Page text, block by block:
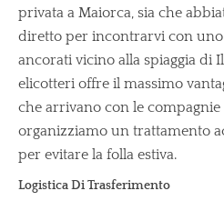
privata a Maiorca, sia che
diretto per incontrarvi con
ancorati vicino alla spiaggia di
elicotteri offre il massimo
che arrivano con le
organizziamo un trattamento
per evitare la folla estiva.
Logistica Di Trasferimento